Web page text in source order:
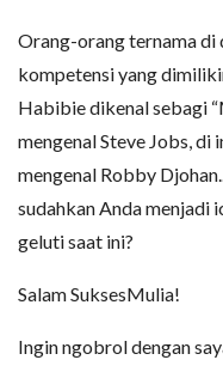
Orang-orang ternama di
kompetensi yang
Habibie dikenal sebagi
mengenal Steve Jobs,
mengenal Robby
sudahkan Anda menjadi
geluti saat ini?
Salam SuksesMulia!
Ingin ngobrol dengan